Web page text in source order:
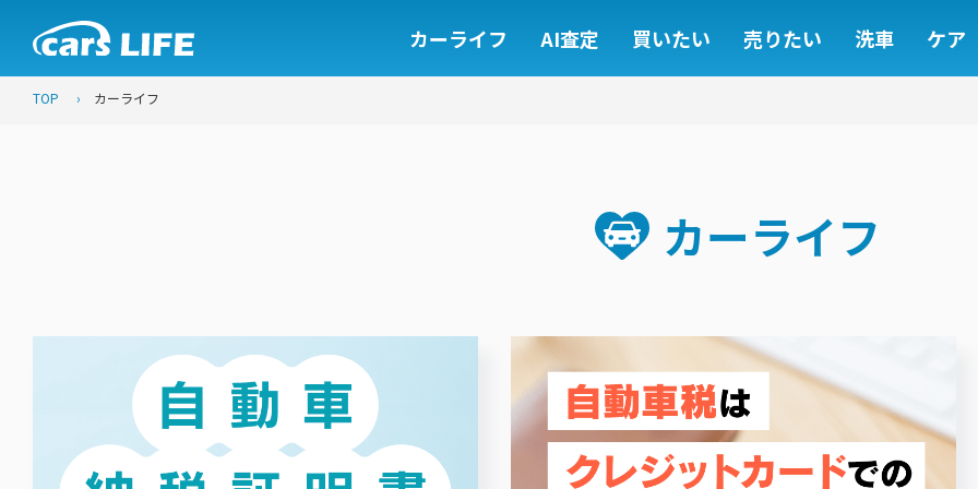
カーライフ AI査定 買いたい 売りたい 洗車 ケア
TOP カーライフ
カーライフ